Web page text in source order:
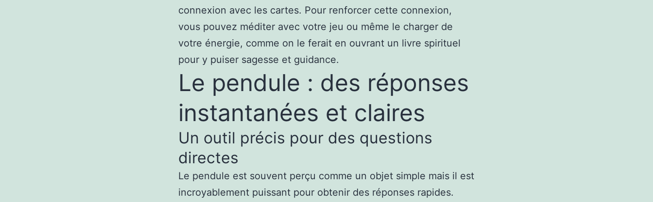
connexion avec les cartes. Pour renforcer cette connexion,
vous pouvez méditer avec votre jeu ou même le charger de
votre énergie, comme on le ferait en ouvrant un livre spirituel
pour y puiser sagesse et guidance.
Le pendule : des réponses
instantanées et claires
Un outil précis pour des questions
directes
Le pendule est souvent perçu comme un objet simple mais il est
incroyablement puissant pour obtenir des réponses rapides.